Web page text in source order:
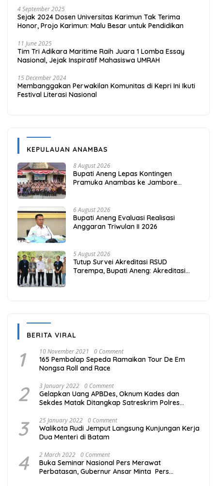
4 September 2025
Sejak 2024 Dosen Universitas Karimun Tak Terima
Honor, Projo Karimun: Malu Besar untuk Pendidikan
11 June 2025
Tim Tri Adikara Maritime Raih Juara 1 Lomba Essay
Nasional, Jejak Inspiratif Mahasiswa UMRAH
15 December 2024
Membanggakan Perwakilan Komunitas di Kepri Ini Ikuti
Festival Literasi Nasional
KEPULAUAN ANAMBAS
8 August 2026
Bupati Aneng Lepas Kontingen
Pramuka Anambas ke Jambore
6 August 2026
Bupati Aneng Evaluasi Realisasi
Anggaran Triwulan II 2026
5 August 2026
Tutup Survei Akreditasi RSUD
Tarempa, Bupati Aneng: Akreditasi
BERITA VIRAL
1 10 November 2021 0 Comment
165 Pembalap Sepeda Ramaikan Tour De Em
Nongsa Roll and Race
2 3 January 2022 0 Comment
Gelapkan Uang APBDes, Oknum Kades dan
Sekdes Matak Ditangkap Satreskrim Polres
3 25 January 2022 0 Comment
Walikota Rudi Jemput Langsung Kunjungan Kerja
Dua Menteri di Batam
4 2 March 2022 0 Comment
Buka Seminar Nasional Pers Merawat
Perbatasan, Gubernur Ansar Minta Pers